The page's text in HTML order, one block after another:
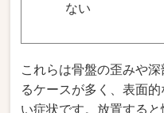
ない
これらは骨盤の歪みや
るケースが多く、表面
い症状です。放置する